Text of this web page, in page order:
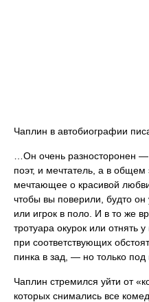
Чаплин в автобиографии
…Он очень разносторонен
поэт, и мечтатель, а в общем
мечтающее о красивой
чтобы вы поверили, будто он
или игрок в поло. И в то же
тротуара окурок или отнять
при соответствующих
пинка в зад, — но только под
Чаплин стремился уйти от
которых снимались все